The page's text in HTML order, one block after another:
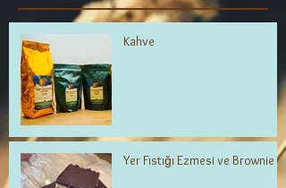
Kahve
Yer Fıstığı Ezmesi ve Brownie